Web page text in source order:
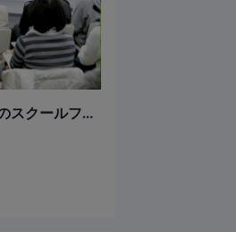
2018年 ミロスアカデミー秋のスクールフェアがスタート！